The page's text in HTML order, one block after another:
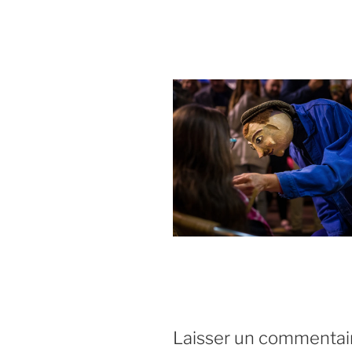
Laisser un